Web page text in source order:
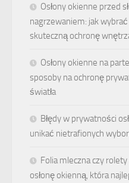
Osłony okienne przed
nagrzewaniem: jak
skuteczną ochronę
Osłony okienne na
sposoby na ochronę
światła
Błędy w prywatności
unikać nietrafionych
Folia mleczna czy
osłonę okienną, która